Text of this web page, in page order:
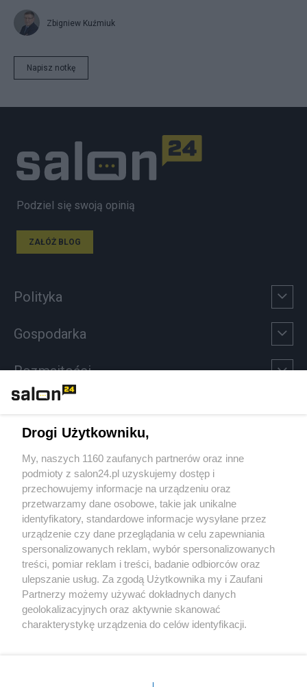
Zbigniew Kuźmiuk
Napisz notkę
Podziel się swoją opinią
ZAŁÓŻ BLOG
Polityka
Gospodarka
Rozmaitości
Sport
Społeczeństwo
Kultura
X Facebook Instagram Youtube
Drogi Użytkowniku,
My, naszych 1160 zaufanych partnerów oraz inne
podmioty z salon24.pl uzyskujemy dostęp i
przechowujemy informacje na urządzeniu oraz
przetwarzamy dane osobowe, takie jak unikalne
identyfikatory, standardowe informacje wysyłane przez
urządzenie czy dane przeglądania w celu zapewniania
spersonalizowanych reklam, wybór spersonalizowanych
treści, pomiar reklam i treści, badanie odbiorców oraz
ulepszanie usług. Za zgodą Użytkownika my i Zaufani
Partnerzy możemy używać dokładnych danych
geolokalizacyjnych oraz aktywnie skanować
charakterystykę urządzenia do celów identyfikacji.
zmienić/wycofać klikając przycisk ustawień prywatności